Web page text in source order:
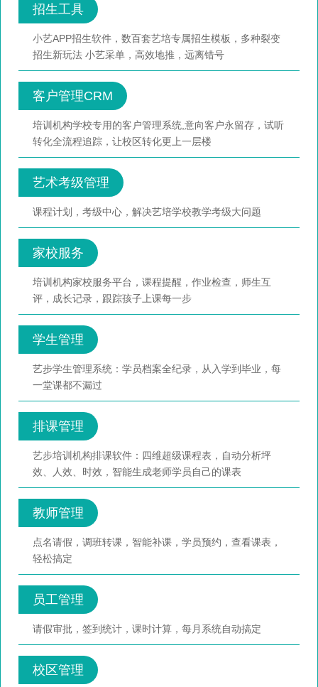
招生工具
小艺APP招生软件，数百套艺培专属招生模板，多种裂变
招生新玩法 小艺采单，高效地推，远离错号
客户管理CRM
培训机构学校专用的客户管理系统,意向客户永留存，试听
转化全流程追踪，让校区转化更上一层楼
艺术考级管理
课程计划，考级中心，解决艺培学校教学考级大问题
家校服务
培训机构家校服务平台，课程提醒，作业检查，师生互
评，成长记录，跟踪孩子上课每一步
学生管理
艺步学生管理系统：学员档案全纪录，从入学到毕业，每
一堂课都不漏过
排课管理
艺步培训机构排课软件：四维超级课程表，自动分析坪
效、人效、时效，智能生成老师学员自己的课表
教师管理
点名请假，调班转课，智能补课，学员预约，查看课表，
轻松搞定
员工管理
请假审批，签到统计，课时计算，每月系统自动搞定
校区管理